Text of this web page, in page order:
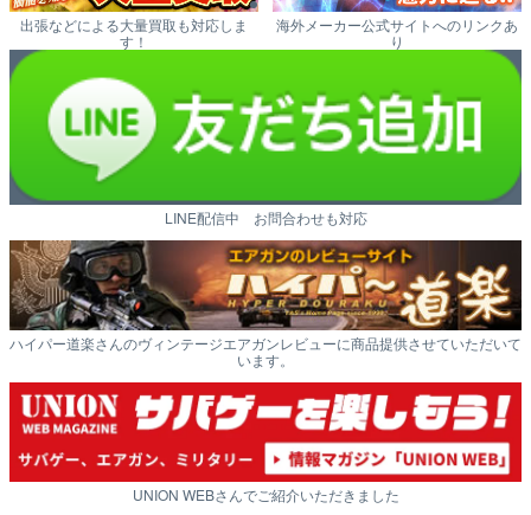
出張などによる大量買取も対応しま
す！
海外メーカー公式サイトへのリンクあ
り
LINE配信中 お問合わせも対応
ハイパー道楽さんのヴィンテージエアガンレビューに商品提供させていただいて
います。
UNION WEBさんでご紹介いただきました